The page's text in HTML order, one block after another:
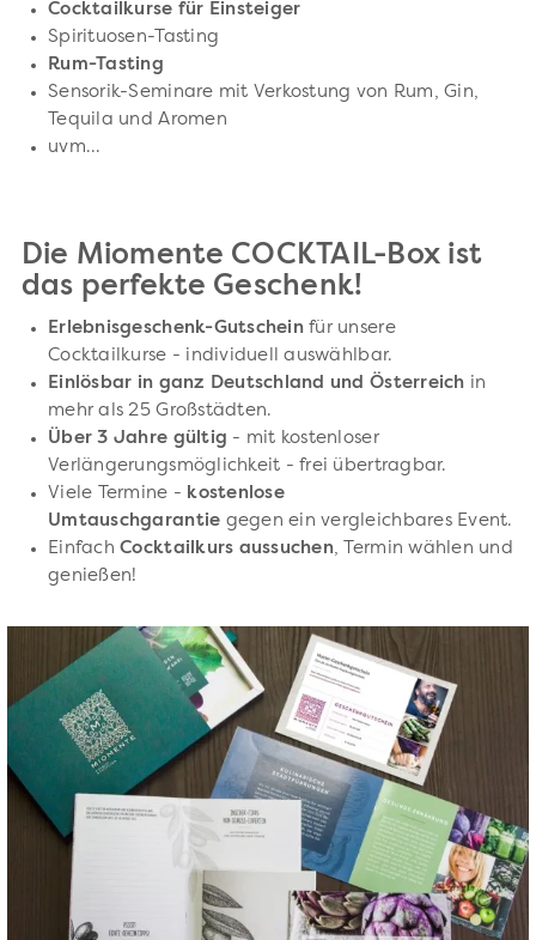
Cocktailkurse für Einsteiger
Spirituosen-Tasting
Rum-Tasting
Sensorik-Seminare mit Verkostung von Rum, Gin,
Tequila und Aromen
uvm...
Die Miomente COCKTAIL-Box ist
das perfekte Geschenk!
Erlebnisgeschenk-Gutscheinfür unsere
Cocktailkurse - individuell auswählbar.
Einlösbar in ganz Deutschland und Österreich in
mehr als 25 Großstädten.
Über 3 Jahre gültig - mit kostenloser
Verlängerungsmöglichkeit - frei übertragbar.
Viele Termine - kostenlose
Umtauschgarantie gegen ein vergleichbares Event.
EinfachCocktailkurs aussuchen, Termin wählen und
genießen!